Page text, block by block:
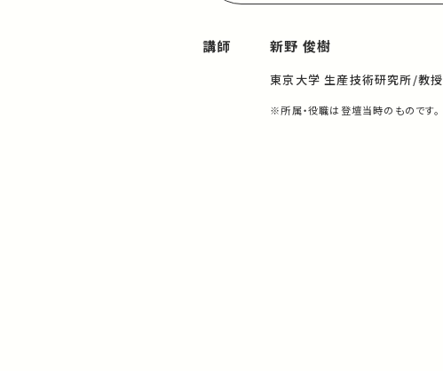
講師 新野 俊樹
東京大学 生産技術研究所/教授
※所属・役職は登壇当時のものです。